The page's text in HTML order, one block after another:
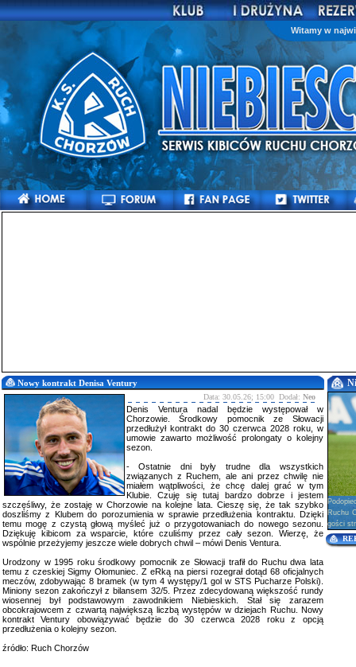
Witamy w
Nowy kontrakt Denisa Ventury
Data: 30.05.26; 15:00 Dodał: Neo
Denis Ventura nadal będzie występował w
Chorzowie. Środkowy pomocnik ze Słowacji
przedłużył kontrakt do 30 czerwca 2028 roku, w
umowie zawarto możliwość prolongaty o kolejny
sezon.
- Ostatnie dni były trudne dla wszystkich
związanych z Ruchem, ale ani przez chwilę nie
miałem wątpliwości, że chcę dalej grać w tym
Klubie. Czuję się tutaj bardzo dobrze i jestem
szczęśliwy, że zostaję w Chorzowie na kolejne lata. Cieszę się, że tak szybko
doszliśmy z Klubem do porozumienia w sprawie przedłużenia kontraktu. Dzięki
temu mogę z czystą głową myśleć już o przygotowaniach do nowego sezonu.
Dziękuję kibicom za wsparcie, które czuliśmy przez cały sezon. Wierzę, że
wspólnie przeżyjemy jeszcze wiele dobrych chwil – mówi Denis Ventura.
Urodzony w 1995 roku środkowy pomocnik ze Słowacji trafił do Ruchu dwa lata
temu z czeskiej Sigmy Ołomuniec. Z eRką na piersi rozegrał dotąd 68 oficjalnych
meczów, zdobywając 8 bramek (w tym 4 występy/1 gol w STS Pucharze Polski).
Miniony sezon zakończył z bilansem 32/5. Przez zdecydowaną większość rundy
wiosennej był podstawowym zawodnikiem Niebieskich. Stał się zarazem
obcokrajowcem z czwartą największą liczbą występów w dziejach Ruchu. Nowy
kontrakt Ventury obowiązywać będzie do 30 czerwca 2028 roku z opcją
przedłużenia o kolejny sezon.
źródło: Ruch Chorzów
Ruchu
gości